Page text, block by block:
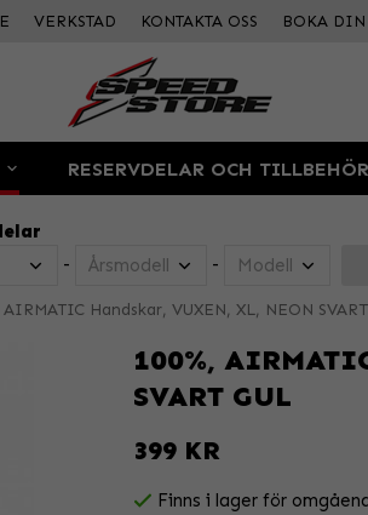
VERKSTAD KONTAKTA OSS BOKA DIN
RESERVDELAR OCH TILLBEHÖR
-
-
AIRMATIC Handskar, VUXEN, XL, NEON
100%,
SVART GUL
399 KR
Finns i lager för